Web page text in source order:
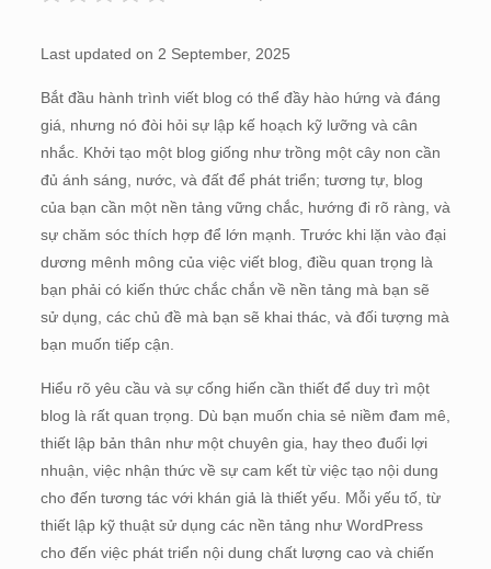
Last updated on 2 September, 2025
Bắt đầu hành trình viết blog có thể đầy hào hứng và đáng
giá, nhưng nó đòi hỏi sự lập kế hoạch kỹ lưỡng và cân
nhắc. Khởi tạo một blog giống như trồng một cây non cần
đủ ánh sáng, nước, và đất để phát triển; tương tự, blog
của bạn cần một nền tảng vững chắc, hướng đi rõ ràng, và
sự chăm sóc thích hợp để lớn mạnh. Trước khi lặn vào đại
dương mênh mông của việc viết blog, điều quan trọng là
bạn phải có kiến thức chắc chắn về nền tảng mà bạn sẽ
sử dụng, các chủ đề mà bạn sẽ khai thác, và đối tượng mà
bạn muốn tiếp cận.
Hiểu rõ yêu cầu và sự cống hiến cần thiết để duy trì một
blog là rất quan trọng. Dù bạn muốn chia sẻ niềm đam mê,
thiết lập bản thân như một chuyên gia, hay theo đuổi lợi
nhuận, việc nhận thức về sự cam kết từ việc tạo nội dung
cho đến tương tác với khán giả là thiết yếu. Mỗi yếu tố, từ
thiết lập kỹ thuật sử dụng các nền tảng như WordPress
cho đến việc phát triển nội dung chất lượng cao và chiến